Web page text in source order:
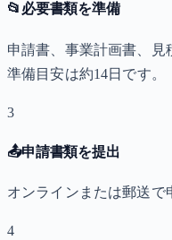
📂 必要書類を準備
申請書、事業計画書、見
準備目安は約14日です。
3
📤申請書類を提出
オンラインまたは郵送で
4